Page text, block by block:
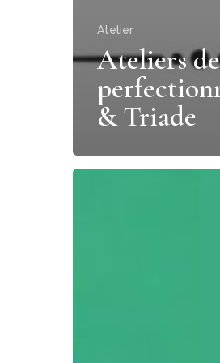
Atelier
Ateliers de
& Triade